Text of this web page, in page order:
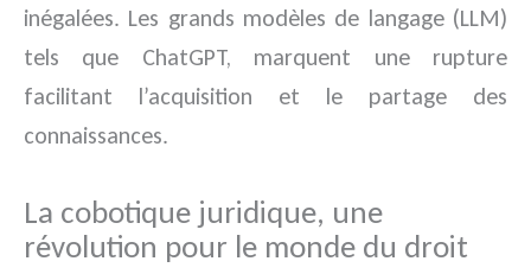
inégalées. Les grands modèles de langage (LLM)
tels que ChatGPT, marquent une rupture
facilitant l’acquisition et le partage des
connaissances.
La cobotique juridique, une
révolution pour le monde du droit